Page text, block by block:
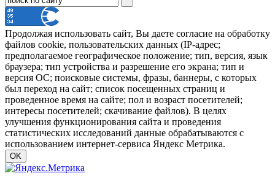
Продолжая использовать сайт, Вы даете согласие на обработку
файлов cookie, пользовательских данных (IP-адрес;
предполагаемое географическое положение; тип, версия, язык
браузера; тип устройства и разрешение его экрана; тип и
версия ОС; поисковые системы, фразы, баннеры, с которых
был переход на сайт; список посещенных страниц и
проведенное время на сайте; пол и возраст посетителей;
интересы посетителей; скачивание файлов). В целях
улучшения функционирования сайта и проведения
статистических исследований данные обрабатываются с
использованием интернет-сервиса Яндекс Метрика.
OK